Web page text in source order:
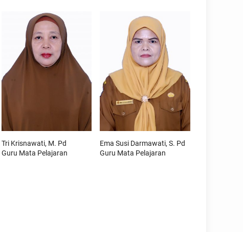
Tri Krisnawati, M. Pd
Guru Mata Pelajaran
Ema Susi Darmawati, S. Pd
Guru Mata Pelajaran